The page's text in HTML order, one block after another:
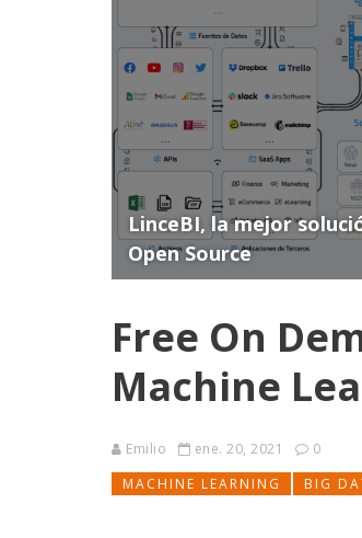
LinceBI, la mejor
Open Source
Free On
Machine
Emilio ene. 20, 2021
0
MACHINE LEARNING
BIG